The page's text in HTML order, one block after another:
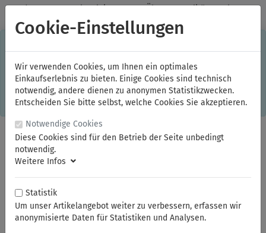
✓Jeden Monat starke Aktionen ✓Über 20 Qualitätsmarken ✓
Kostenlose Lieferung im Inland ab 150,00 Euro Bruttowarenwert
Einkaufserlebnis. Dabei werden beispielsweise die Session-
Informationen oder die Spracheinstellung auf Ihrem Rechner
gespeichert. Ohne Cookies ist der Funktionsumfang des
Online-Shops eingeschränkt. Sind Sie damit nicht
einverstanden, klicken Sie bitte hier.
Cookie-Einstellungen
Wir verwenden Cookies, um Ihnen ein optimales
Einkaufserlebnis zu bieten. Einige Cookies sind technisch
notwendig, andere dienen zu anonymen Statistikzwecken.
Entscheiden Sie bitte selbst, welche Cookies Sie akzeptieren.
Notwendige Cookies
Diese Cookies sind für den Betrieb der Seite unbedingt
notwendig.
Weitere Infos
Statistik
Um unser Artikelangebot weiter zu verbessern, erfassen wir
anonymisierte Daten für Statistiken und Analysen.